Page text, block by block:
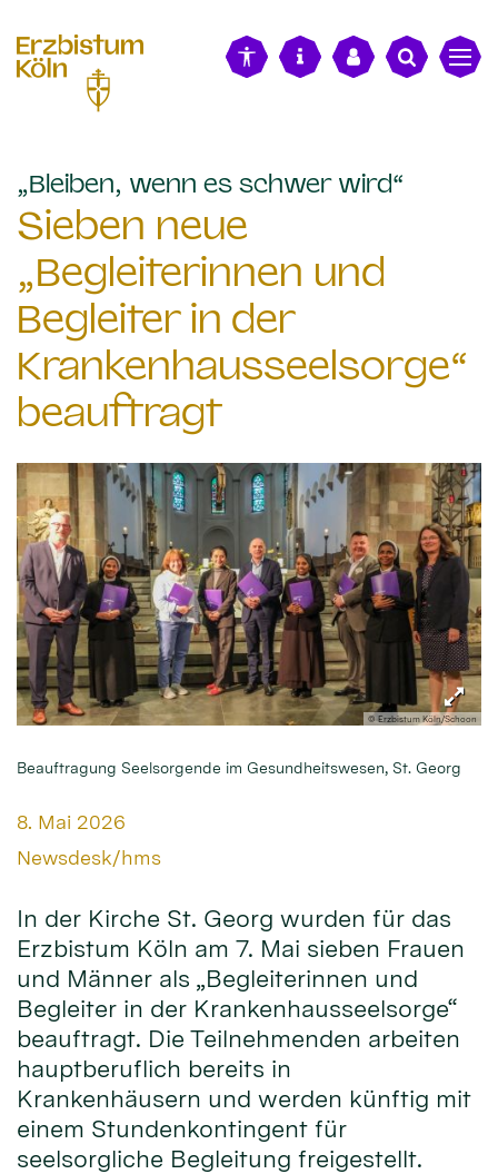
„Bleiben, wenn es schwer wird“
Sieben neue
„Begleiterinnen und
Begleiter in der
Krankenhausseelsorge“
beauftragt
© Erzbistum Köln/Schoon
Beauftragung Seelsorgende im Gesundheitswesen, St. Georg
Datum:
8. Mai 2026
Von:
Newsdesk/hms
In der Kirche St. Georg wurden für das
Erzbistum Köln am 7. Mai sieben Frauen
und Männer als „Begleiterinnen und
Begleiter in der Krankenhausseelsorge“
beauftragt. Die Teilnehmenden arbeiten
hauptberuflich bereits in
Krankenhäusern und werden künftig mit
einem Stundenkontingent für
seelsorgliche Begleitung freigestellt.